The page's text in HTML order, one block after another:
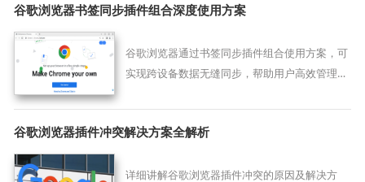
谷歌浏览器书签同步插件组合深度使用方案
谷歌浏览器通过书签同步插件组合使用方案，可
实现跨设备数据无缝同步，帮助用户高效管理和
谷歌浏览器插件冲突解决方案全解析
详细讲解谷歌浏览器插件冲突的原因及解决方